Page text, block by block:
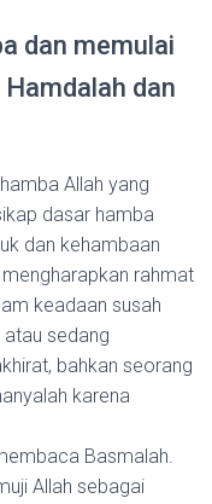
dan memulai
dan
Allah yang
dasar hamba
dan kehambaan
rahmat
keadaan susah
atau sedang
bahkan seorang
karena
Basmalah.
Allah sebagai